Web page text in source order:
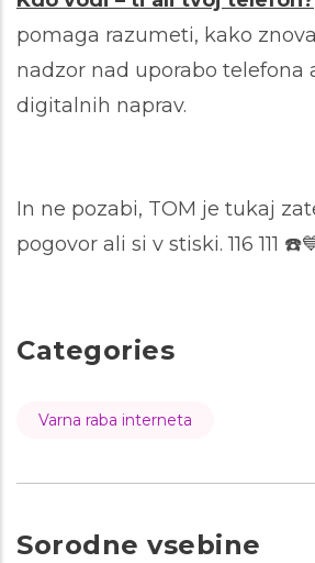
pomaga razumeti, kako
nadzor nad uporabo telefona
digitalnih naprav.
In ne pozabi, TOM je tukaj
pogovor ali si v stiski. 116 111
Categories
Varna raba interneta
Sorodne vsebine